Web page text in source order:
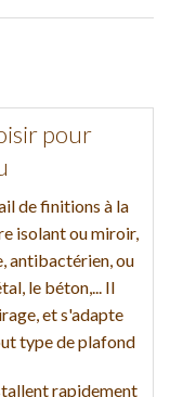
pour
de finitions à la
isolant ou miroir,
antibactérien, ou
le béton,... Il
et s'adapte
type de plafond
rapidement